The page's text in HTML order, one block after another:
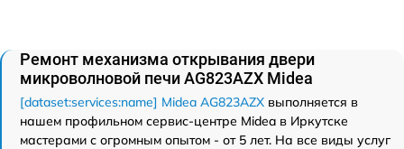
Ремонт механизма открывания двери
микроволновой печи AG823AZX Midea
[dataset:services:name] Midea AG823AZX выполняется в
нашем профильном сервис-центре Midea в Иркутске
мастерами с огромным опытом - от 5 лет. На все виды услуг